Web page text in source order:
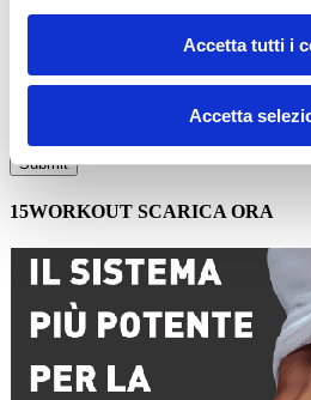
Accetta tutti i
Accetta
Email*
15WORKOUT SCARICA ORA